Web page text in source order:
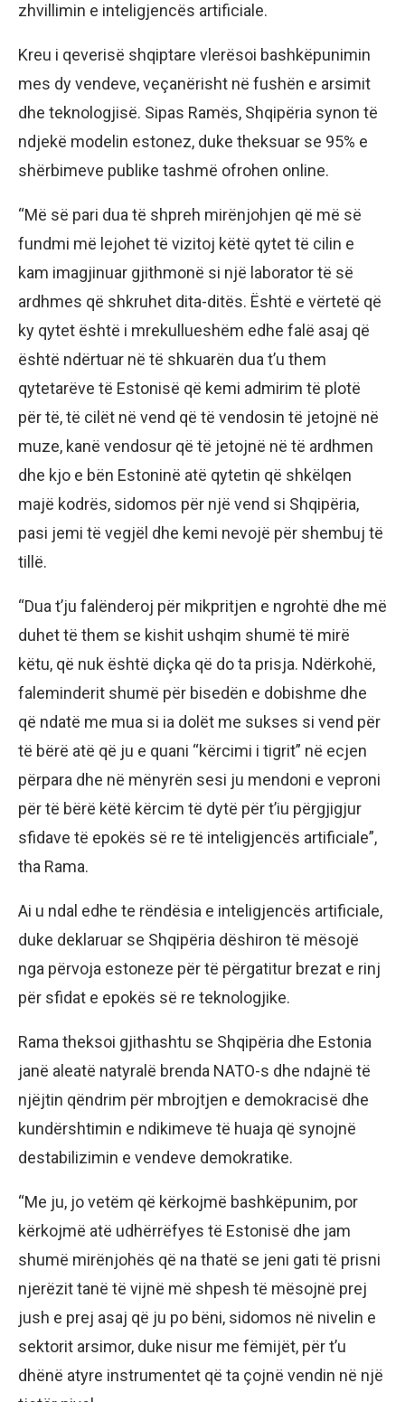
zhvillimin e inteligjencës artificiale.
Kreu i qeverisë shqiptare vlerësoi bashkëpunimin
mes dy vendeve, veçanërisht në fushën e arsimit
dhe teknologjisë. Sipas Ramës, Shqipëria synon të
ndjekë modelin estonez, duke theksuar se 95% e
shërbimeve publike tashmë ofrohen online.
“Më së pari dua të shpreh mirënjohjen që më së
fundmi më lejohet të vizitoj këtë qytet të cilin e
kam imagjinuar gjithmonë si një laborator të së
ardhmes që shkruhet dita-ditës. Është e vërtetë që
ky qytet është i mrekullueshëm edhe falë asaj që
është ndërtuar në të shkuarën dua t’u them
qytetarëve të Estonisë që kemi admirim të plotë
për të, të cilët në vend që të vendosin të jetojnë në
muze, kanë vendosur që të jetojnë në të ardhmen
dhe kjo e bën Estoninë atë qytetin që shkëlqen
majë kodrës, sidomos për një vend si Shqipëria,
pasi jemi të vegjël dhe kemi nevojë për shembuj të
tillë.
“Dua t’ju falënderoj për mikpritjen e ngrohtë dhe më
duhet të them se kishit ushqim shumë të mirë
këtu, që nuk është diçka që do ta prisja. Ndërkohë,
faleminderit shumë për bisedën e dobishme dhe
që ndatë me mua si ia dolët me sukses si vend për
të bërë atë që ju e quani “kërcimi i tigrit” në ecjen
përpara dhe në mënyrën sesi ju mendoni e veproni
për të bërë këtë kërcim të dytë për t’iu përgjigjur
sfidave të epokës së re të inteligjencës artificiale”,
tha Rama.
Ai u ndal edhe te rëndësia e inteligjencës artificiale,
duke deklaruar se Shqipëria dëshiron të mësojë
nga përvoja estoneze për të përgatitur brezat e rinj
për sfidat e epokës së re teknologjike.
Rama theksoi gjithashtu se Shqipëria dhe Estonia
janë aleatë natyralë brenda NATO-s dhe ndajnë të
njëjtin qëndrim për mbrojtjen e demokracisë dhe
kundërshtimin e ndikimeve të huaja që synojnë
destabilizimin e vendeve demokratike.
“Me ju, jo vetëm që kërkojmë bashkëpunim, por
kërkojmë atë udhërrëfyes të Estonisë dhe jam
shumë mirënjohës që na thatë se jeni gati të prisni
njerëzit tanë të vijnë më shpesh të mësojnë prej
jush e prej asaj që ju po bëni, sidomos në nivelin e
sektorit arsimor, duke nisur me fëmijët, për t’u
dhënë atyre instrumentet që ta çojnë vendin në një